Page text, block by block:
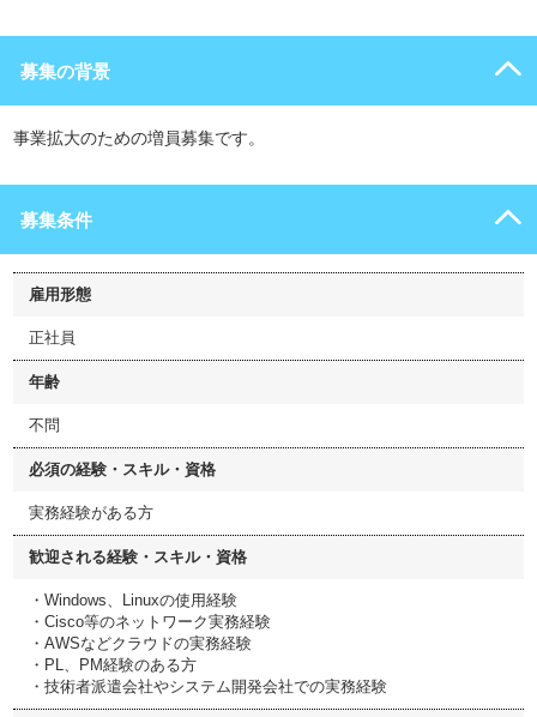
募集の背景
事業拡大のための増員募集です。
募集条件
雇用形態
正社員
年齢
不問
必須の経験・スキル・資格
実務経験がある方
歓迎される経験・スキル・資格
・Windows、Linuxの使用経験
・Cisco等のネットワーク実務経験
・AWSなどクラウドの実務経験
・PL、PM経験のある方
・技術者派遣会社やシステム開発会社での実務経験